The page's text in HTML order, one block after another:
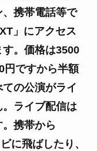
携帯電話等で
」にアクセス
。価格は3500
円ですから半額
の公演がライ
ライブ配信は
携帯から
に飛ばしたり、